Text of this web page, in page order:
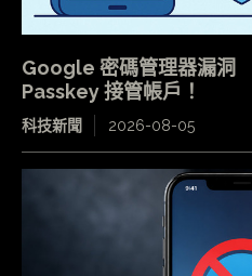
Google 密碼管理器漏洞
Passkey 接管帳戶！
科技新聞 2026-08-05